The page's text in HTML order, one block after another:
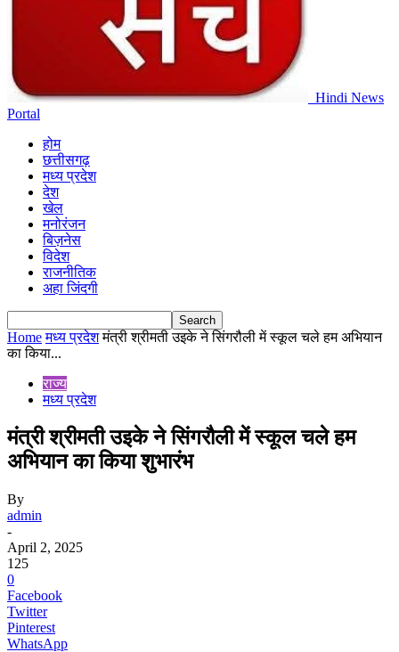
Hindi News
Portal
होम
छत्तीसगढ़
मध्य प्रदेश
देश
खेल
मनोरंजन
बिज़नेस
विदेश
राजनीतिक
अहा जिंदगी
Home मध्य प्रदेश मंत्री श्रीमती उइके ने सिंगरौली में स्कूल चले हम अभियान
का किया...
राज्य
मध्य प्रदेश
मंत्री श्रीमती उइके ने सिंगरौली में स्कूल चले हम
अभियान का किया शुभारंभ
By
admin
-
April 2, 2025
125
0
Facebook
Twitter
Pinterest
WhatsApp